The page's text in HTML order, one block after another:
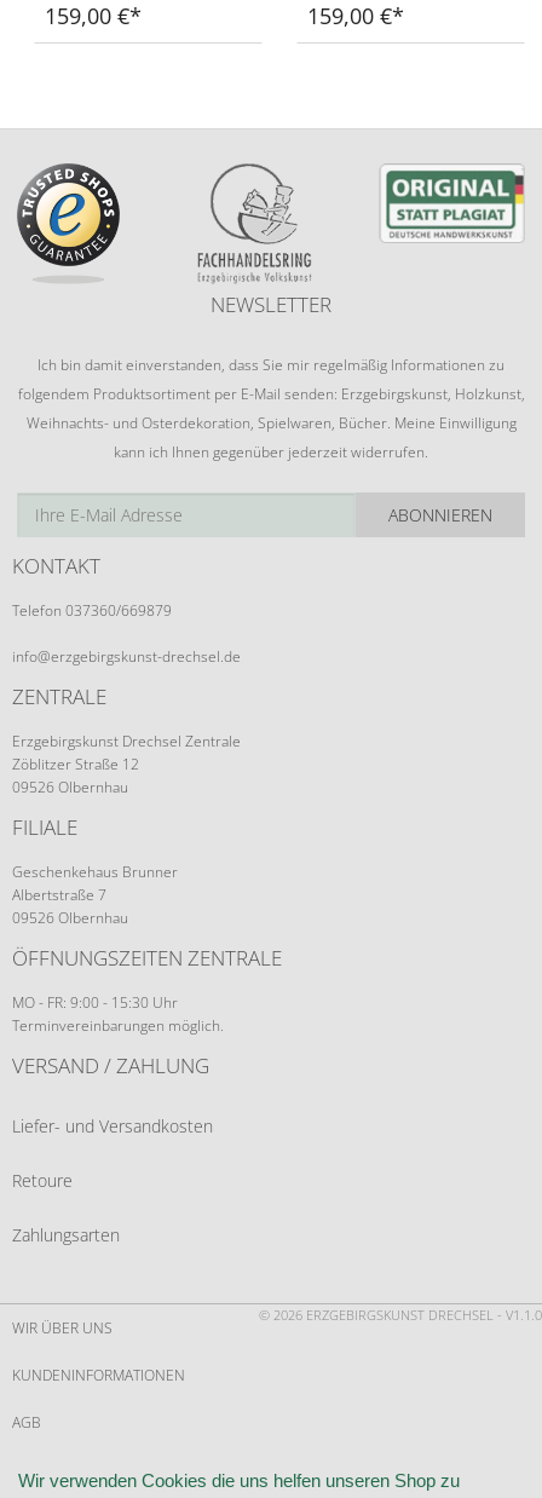
159,00 € 159,00 €
NEWSLETTER
Ich bin damit einverstanden, dass Sie mir regelmäßig Informationen zu
folgendem Produktsortiment per E-Mail senden: Erzgebirgskunst, Holzkunst,
Weihnachts- und Osterdekoration, Spielwaren, Bücher. Meine Einwilligung
kann ich Ihnen gegenüber jederzeit widerrufen.
ABONNIEREN
KONTAKT
Telefon 037360/669879
info@erzgebirgskunst-drechsel.de
ZENTRALE
Erzgebirgskunst Drechsel Zentrale
Zöblitzer Straße 12
09526 Olbernhau
FILIALE
Geschenkehaus Brunner
Albertstraße 7
09526 Olbernhau
ÖFFNUNGSZEITEN ZENTRALE
MO - FR: 9:00 - 15:30 Uhr
Terminvereinbarungen möglich.
VERSAND / ZAHLUNG
Liefer- und Versandkosten
Retoure
Zahlungsarten
© 2026 ERZGEBIRGSKUNST DRECHSEL - V1.1.0
WIR ÜBER UNS
KUNDENINFORMATIONEN
AGB
WIDERRUF
Wir verwenden Cookies die uns helfen unseren Shop zu